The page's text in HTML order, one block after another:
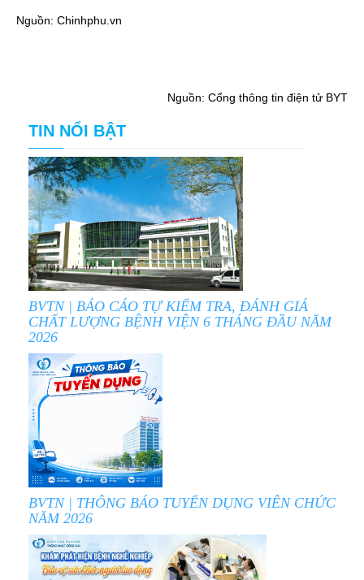
Nguồn: Chinhphu.vn
Nguồn: Cổng thông tin điện tử BYT
TIN NỔI BẬT
BVTN | BÁO CÁO TỰ KIỂM TRA, ĐÁNH GIÁ
CHẤT LƯỢNG BỆNH VIỆN 6 THÁNG ĐẦU NĂM
2026
BVTN | THÔNG BÁO TUYỂN DỤNG VIÊN CHỨC
NĂM 2026